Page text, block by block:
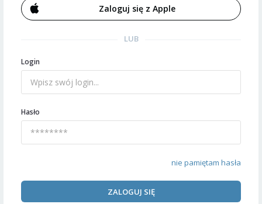
Zaloguj się z Apple
LUB
Login
Hasło
nie pamiętam hasła
ZALOGUJ SIĘ